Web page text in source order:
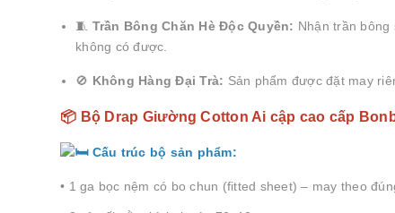
🧵 Trần Bông Chăn Hè Độc Quyền: Nhận trần
không có được.
🚫 Không Hàng Đại Trà: Sản phẩm được đặt may
📦 Bộ Drap Giường Cotton Ai cập cao cấp
Cấu trúc bộ sản phẩm:
• 1 ga bọc nệm có bo chun (fitted sheet) – may theo